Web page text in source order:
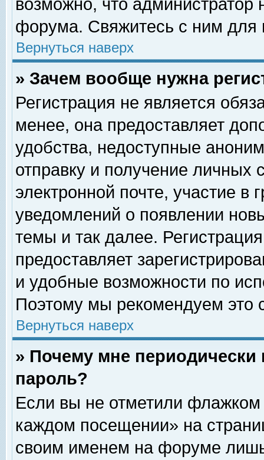
возможно, что
форума. Свяжитесь с ним для
Вернуться наверх
» Зачем вообще нужна
Регистрация не является
менее, она предоставляет
удобства, недоступные
отправку и получение личных
электронной почте, участие в
уведомлений о появлении
темы и так далее.
предоставляет
и удобные возможности по
Поэтому мы рекомендуем это
Вернуться наверх
» Почему мне
пароль?
Если вы не отметили флажком
каждом посещении» на
своим именем на форуме